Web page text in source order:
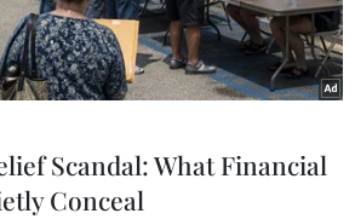
Scandal: What Financial
Conceal